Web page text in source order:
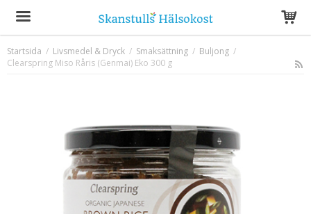
Produkten har blivit tillagd i varukorgen
Startsida / Livsmedel & Dryck / Smaksättning / Buljong /
Clearspring Miso Råris (Genmai) Eko 300 g